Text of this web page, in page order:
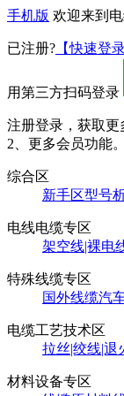
手机版 欢迎来到
已注册? 【快速登录
用第三方扫码登录
注册登录，获取更
2、更多会员功能。
综合区
新手区型号
电线电缆专区
架空线|裸电
特殊线缆专区
国外线缆汽
电缆工艺技术区
拉丝|绞线|退
材料设备专区